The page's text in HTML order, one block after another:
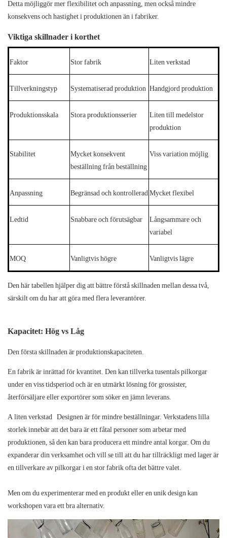
Detta möjliggör mer flexibilitet och anpassning, men också mindre
konsekvens och hastighet i produktionen än i fabriker.
Viktiga skillnader i korthet
Faktor Stor fabrik Liten verkstad
Tillverkningstyp Systematiserad produktion Handgjord produktion
Produktionsskala Stora produktionsserier
Liten till medelstor
produktion
Stabilitet
Mycket konsekvent
beställning från beställning
Viss variation möjlig
Anpassning Begränsad och kontrollerad Mycket flexibel
Ledtid Snabbare och förutsägbar
Långsammare och
variabel
MOQ Vanligtvis högre Vanligtvis lägre
Den här tabellen hjälper dig att bättre förstå skillnaden mellan dessa två,
särskilt om du har att göra med flera leverantörer.
Kapacitet: Hög vs Låg
Den första skillnaden är produktionskapaciteten.
En fabrik är inrättad för kvantitet. Den kan tillverka tusentals pilkorgar
under en viss tidsperiod och är en utmärkt lösning för grossister,
återförsäljare eller exportörer som söker en jämn leverans.
A liten verkstad
Designen är för mindre beställningar. Verkstadens lilla
storlek innebär att det bara är ett fåtal personer som arbetar med
produktionen, så den kan bara producera ett mindre antal korgar. Om du
expanderar din verksamhet och vill se till att du har tillräckligt med lager är
en tillverkare av pilkorgar i en stor fabrikofta det bättre valet.
Men om du experimenterar med en produkt eller en unik design kan
workshopen vara ett bra alternativ.